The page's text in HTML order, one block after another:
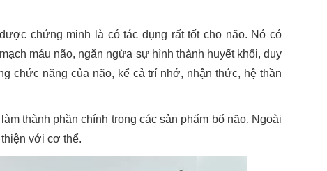
chứng minh là có tác dụng rất tốt cho não. Nó có
máu não, ngăn ngừa sự hình thành huyết khối, duy
chức năng của não, kể cả trí nhớ, nhận thức, hệ thần
thành phần chính trong các sản phẩm bổ não. Ngoài
với cơ thể.